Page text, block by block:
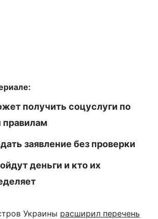
получить соцуслуги по
заявление без проверки
деньги и кто их
Украины расширил перечень